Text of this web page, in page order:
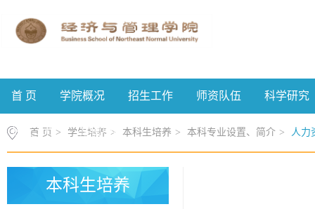
首 页 学院概况 招生工作 师资队伍 科学研究
校友工作 案例中心
首 页 > 学生培养 > 本科生培养 > 本科专业设置、简介 > 人力
本科生培养